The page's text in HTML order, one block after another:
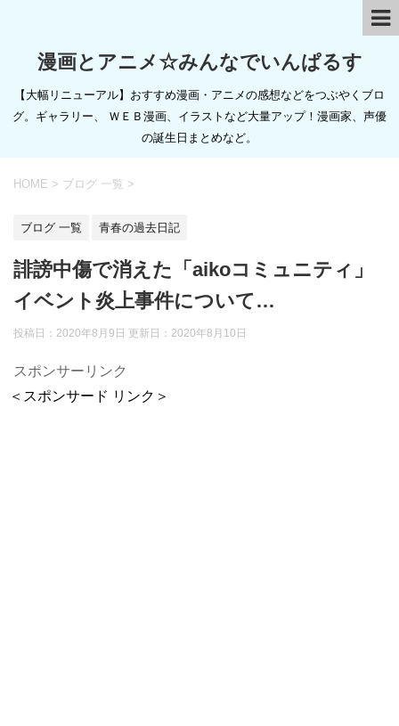
漫画とアニメ☆みんなでいんぱるす
【大幅リニューアル】おすすめ漫画・アニメの感想などをつぶやくブロ
グ。ギャラリー、 ＷＥＢ漫画、イラストなど大量アップ！漫画家、声優
の誕生日まとめなど。
HOME > ブログ 一覧 >
ブログ 一覧 青春の過去日記
誹謗中傷で消えた「aikoコミュニティ」
イベント炎上事件について…
投稿日：2020年8月9日 更新日： 2020年8月10日
スポンサーリンク
＜スポンサード リンク＞